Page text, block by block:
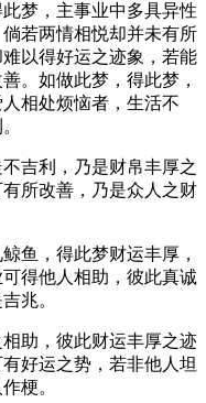
梦，主事业中多具异性
若两情相悦却并未有所
以得好运之迹象，若能
。如做此梦，得此梦，
相处烦恼者，生活不
吉利，乃是财帛丰厚之
所改善，乃是众人之财
鱼，得此梦财运丰厚，
得他人相助，彼此真诚
兆。
助，彼此财运丰厚之迹
好运之势，若非他人坦
梗。